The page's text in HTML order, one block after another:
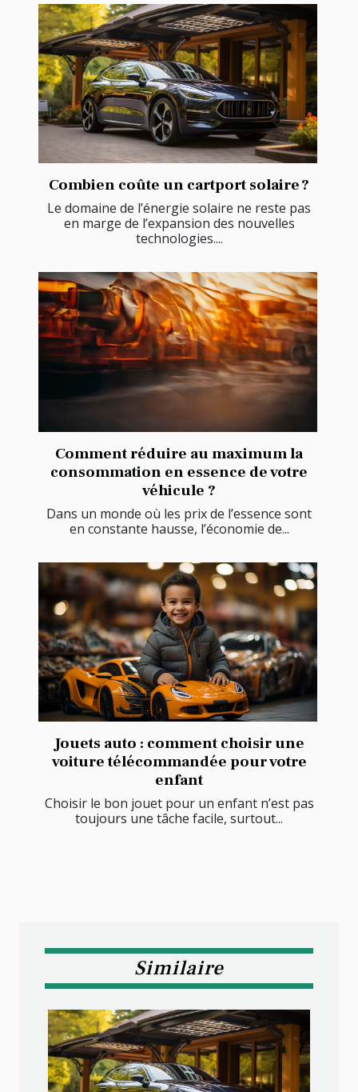
Combien coûte un cartport solaire ?
Le domaine de l’énergie solaire ne reste pas
en marge de l’expansion des nouvelles
technologies....
Comment réduire au maximum la
consommation en essence de votre
véhicule ?
Dans un monde où les prix de l’essence sont
en constante hausse, l’économie de...
Jouets auto : comment choisir une
voiture télécommandée pour votre
enfant
Choisir le bon jouet pour un enfant n’est pas
toujours une tâche facile, surtout...
Similaire